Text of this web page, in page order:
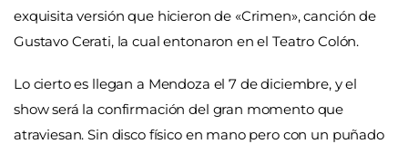
exquisita versión que hicieron de «Crimen», canción de
Gustavo Cerati, la cual entonaron en el Teatro Colón.
Lo cierto es llegan a Mendoza el 7 de diciembre, y el
show será la confirmación del gran momento que
atraviesan. Sin disco físico en mano pero con un puñado